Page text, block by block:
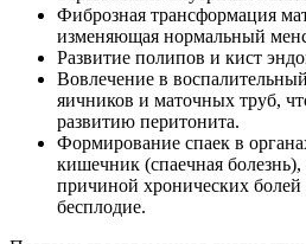
Фиброзная трансформация
изменяющая нормальный
Развитие полипов и кист
Вовлечение в
яичников и маточных труб,
развитию перитонита.
Формирование спаек в
кишечник (спаечная болезнь),
причиной хронических
бесплодие.